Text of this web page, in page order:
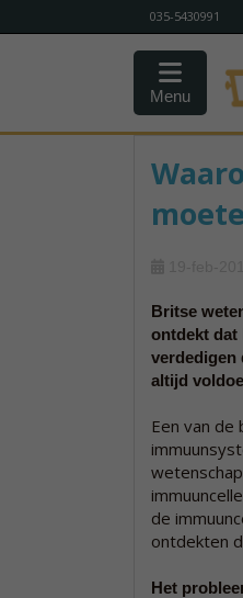
035-5430991
Menu
Britse
ontdekt dat
verdedigen
altijd
Een van
de
ontdekten
Het